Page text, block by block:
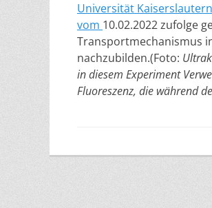
Universität
vom 10.02.2022 zufolge
Transportmechanismus
nachzubilden.(Foto:
in diesem Experiment
Fluoreszenz, die während